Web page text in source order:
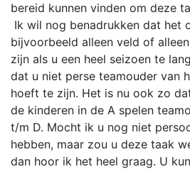
bereid kunnen vinden om deze
Ik wil nog benadrukken dat het
bijvoorbeeld alleen veld of
zijn als u een heel seizoen te
dat u niet perse teamouder van
hoeft te zijn. Het is nu ook zo
de kinderen in de A spelen
t/m D. Mocht ik u nog niet
hebben, maar zou u deze taak
dan hoor ik het heel graag. U